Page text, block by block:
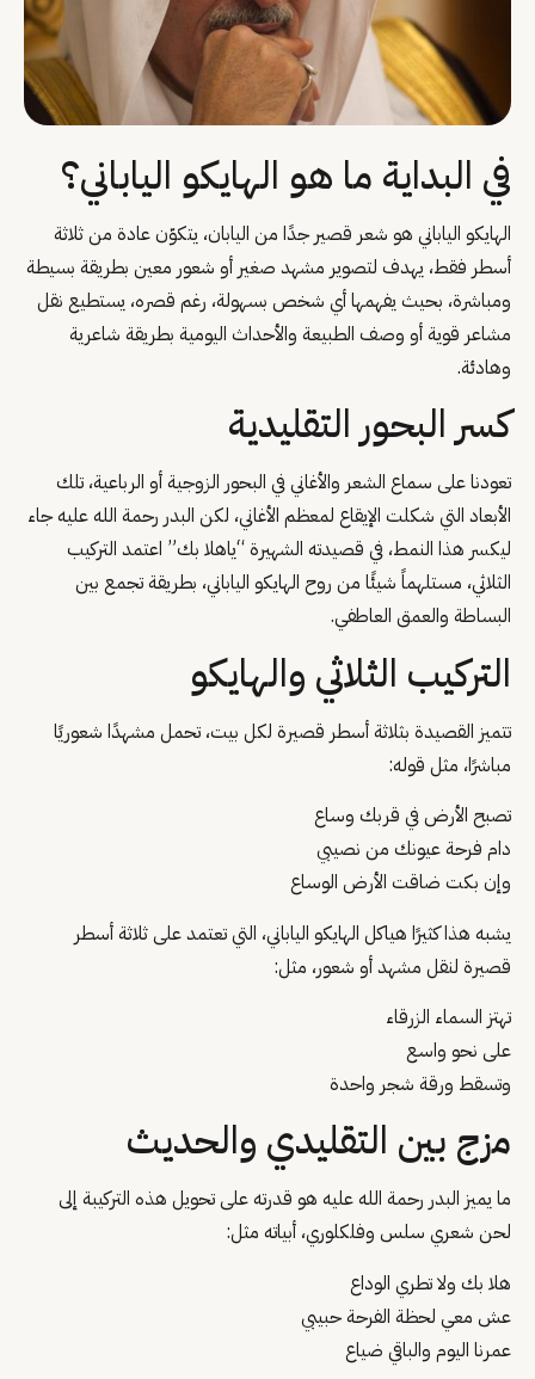
في البداية ما هو الهايكو الياباني؟
الهايكو الياباني هو شعر قصير جدًا من اليابان، يتكوّن عادة من ثلاثة
أسطر فقط، يهدف لتصوير مشهد صغير أو شعور معين بطريقة بسيطة
ومباشرة، بحيث يفهمها أي شخص بسهولة، رغم قصره، يستطيع نقل
مشاعر قوية أو وصف الطبيعة والأحداث اليومية بطريقة شاعرية
وهادئة.
كسر البحور التقليدية
تعودنا على سماع الشعر والأغاني في البحور الزوجية أو الرباعية، تلك
الأبعاد التي شكلت الإيقاع لمعظم الأغاني، لكن البدر رحمة الله عليه جاء
ليكسر هذا النمط، في قصيدته الشهيرة “ياهلا بك” اعتمد التركيب
الثلاثي، مستلهماً شيئًا من روح الهايكو الياباني، بطريقة تجمع بين
البساطة والعمق العاطفي.
التركيب الثلاثي والهايكو
تتميز القصيدة بثلاثة أسطر قصيرة لكل بيت، تحمل مشهدًا شعوريًا
مباشرًا، مثل قوله:
تصبح الأرض في قربك وساع
دام فرحة عيونك من نصيبي
وإن بكت ضاقت الأرض الوساع
يشبه هذا كثيرًا هياكل الهايكو الياباني، التي تعتمد على ثلاثة أسطر
قصيرة لنقل مشهد أو شعور، مثل:
تهتز السماء الزرقاء
على نحو واسع
وتسقط ورقة شجر واحدة
مزج بين التقليدي والحديث
ما يميز البدر رحمة الله عليه هو قدرته على تحويل هذه التركيبة إلى
لحن شعري سلس وفلكلوري، أبياته مثل:
هلا بك ولا تطري الوداع
عش معي لحظة الفرحة حبيبي
عمرنا اليوم والباقي ضياع